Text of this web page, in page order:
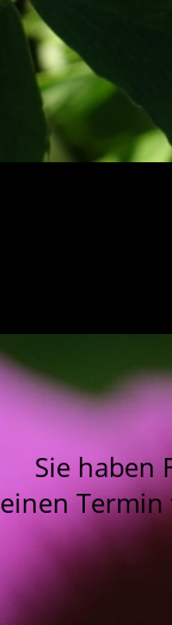
Sie haben
einen